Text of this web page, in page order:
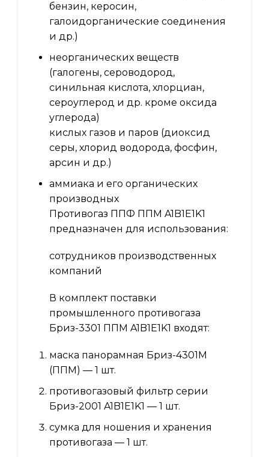
бензин, керосин,
галоидорганические соединения
и др.)
неорганических веществ
(галогены, сероводород,
синильная кислота, хлорциан,
сероуглерод и др. кроме оксида
углерода)
кислых газов и паров (диоксид
серы, хлорид водорода, фосфин,
арсин и др.)
аммиака и его органических
производных
Противогаз ППФ ППМ A1B1E1K1
предназначен для использования:
сотрудников производственных
компаний
В комплект поставки
промышленного противогаза
Бриз-3301 ППМ A1B1E1K1 входят:
маска панорамная Бриз-4301М
(ППМ) — 1 шт.
противогазовый фильтр серии
Бриз-2001 A1B1E1K1 — 1 шт.
сумка для ношения и хранения
противогаза — 1 шт.